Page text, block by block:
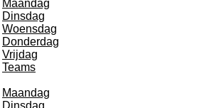
Maandag
Dinsdag
Woensdag
Donderdag
Vrijdag
Teams
Maandag
Dinsdag